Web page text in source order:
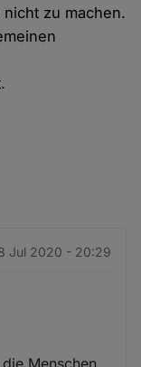
zu machen.
Jul 2020 - 20:29
Menschen